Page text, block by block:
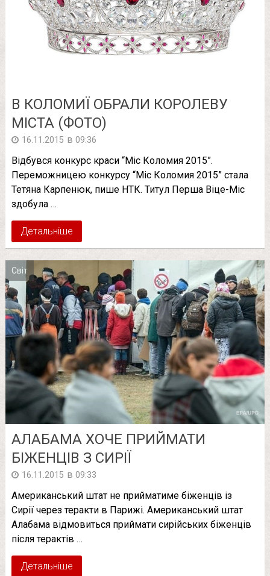
В КОЛОМИЇ ОБРАЛИ КОРОЛЕВУ
МІСТА (ФОТО)
16.11.2015 в 09:36
Відбувся конкурс краси “Міс Коломия 2015”.
Переможницею конкурсу “Міс Коломия 2015” стала
Тетяна Карпенюк, пише НТК. Титул Перша Віце-Міс
здобула …
Детальніше
Світ
АЛАБАМА ХОЧЕ ПРИЙМАТИ
БІЖЕНЦІВ З СИРІЇ
16.11.2015 в 09:33
Американський штат не прийматиме біженців із
Сирії через теракти в Парижі. Американський штат
Алабама відмовиться приймати сирійських біженців
після терактів …
Детальніше